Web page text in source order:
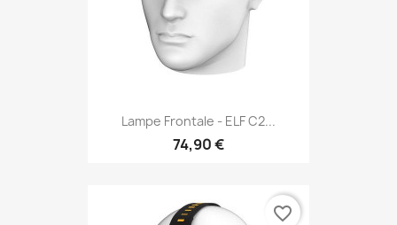
Lampe Frontale - ELF C2...
74,90 €
favorite_border